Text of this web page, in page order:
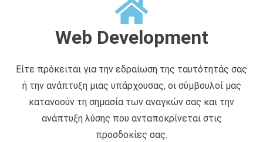
Web Development
Είτε πρόκειται για την εδραίωση της ταυτότητάς σας
ή την ανάπτυξη μιας υπάρχουσας, οι σύμβουλοί μας
κατανοούν τη σημασία των αναγκών σας και την
ανάπτυξη λύσης που ανταποκρίνεται στις
προσδοκίες σας.